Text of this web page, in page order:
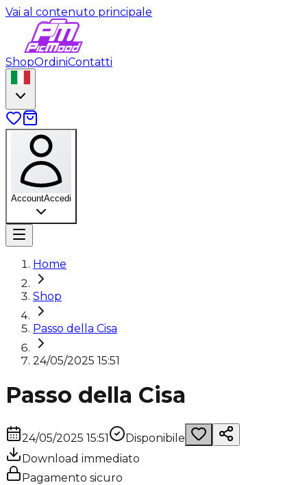
Vai al contenuto principale
ShopOrdiniContatti
AccountAccedi
Home
Shop
Passo della Cisa
24/05/2025 15:51
Passo della Cisa
24/05/2025 15:51
Disponibile
Download immediato
Pagamento sicuro